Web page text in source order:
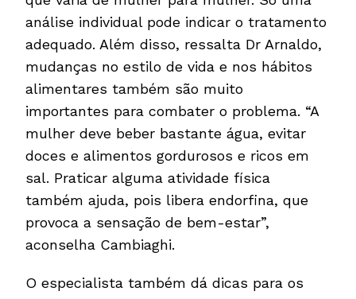
análise individual pode indicar o tratamento
adequado. Além disso, ressalta Dr Arnaldo,
mudanças no estilo de vida e nos hábitos
alimentares também são muito
importantes para combater o problema. “A
mulher deve beber bastante água, evitar
doces e alimentos gordurosos e ricos em
sal. Praticar alguma atividade física
também ajuda, pois libera endorfina, que
provoca a sensação de bem-estar”,
aconselha Cambiaghi.
O especialista também dá dicas para os